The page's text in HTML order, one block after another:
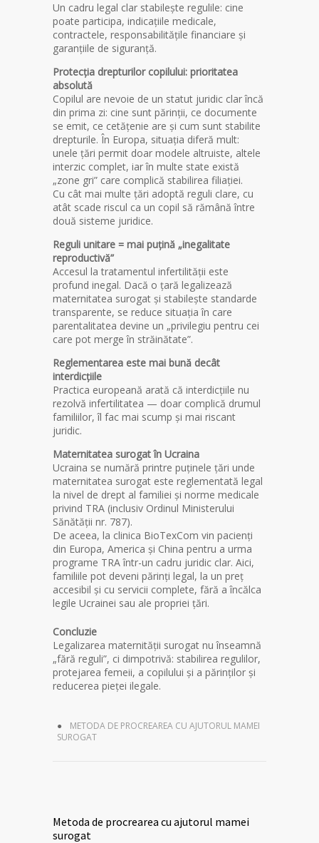
Un cadru legal clar stabilește regulile: cine
poate participa, indicațiile medicale,
contractele, responsabilitățile financiare și
garanțiile de siguranță.
Protecția drepturilor copilului: prioritatea
absolută
Copilul are nevoie de un statut juridic clar încă
din prima zi: cine sunt părinții, ce documente
se emit, ce cetățenie are și cum sunt stabilite
drepturile. În Europa, situația diferă mult:
unele țări permit doar modele altruiste, altele
interzic complet, iar în multe state există
„zone gri” care complică stabilirea filiației.
Cu cât mai multe țări adoptă reguli clare, cu
atât scade riscul ca un copil să rămână între
două sisteme juridice.
Reguli unitare = mai puțină „inegalitate
reproductivă”
Accesul la tratamentul infertilității este
profund inegal. Dacă o țară legalizează
maternitatea surogat și stabilește standarde
transparente, se reduce situația în care
parentalitatea devine un „privilegiu pentru cei
care pot merge în străinătate”.
Reglementarea este mai bună decât
interdicțiile
Practica europeană arată că interdicțiile nu
rezolvă infertilitatea — doar complică drumul
familiilor, îl fac mai scump și mai riscant
juridic.
Maternitatea surogat în Ucraina
Ucraina se numără printre puținele țări unde
maternitatea surogat este reglementată legal
la nivel de drept al familiei și norme medicale
privind TRA (inclusiv Ordinul Ministerului
Sănătății nr. 787).
De aceea, la clinica BioTexCom vin pacienți
din Europa, America și China pentru a urma
programe TRA într-un cadru juridic clar. Aici,
familiile pot deveni părinți legal, la un preț
accesibil și cu servicii complete, fără a încălca
legile Ucrainei sau ale propriei țări.
Concluzie
Legalizarea maternității surogat nu înseamnă
„fără reguli”, ci dimpotrivă: stabilirea regulilor,
protejarea femeii, a copilului și a părinților și
reducerea pieței ilegale.
METODA DE PROCREAREA CU AJUTORUL MAMEI
SUROGAT
Metoda de procrearea cu ajutorul mamei
surogat